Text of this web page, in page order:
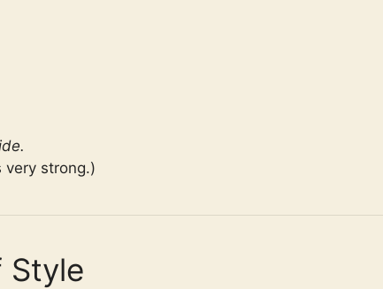
very strong.)
Style